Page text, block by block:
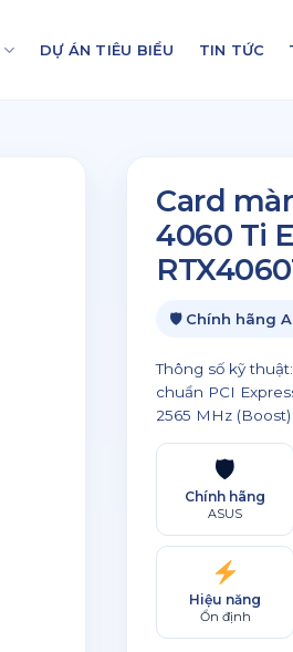
DỰ ÁN TIÊU BIỂU TIN TỨC
Card
4060 Ti
🛡 Chính hãng
Thông số kỹ
chuẩn PCI
2565 MHz (Boost)
🛡
Chính hãng
ASUS
Hiệu năng
Ổn định